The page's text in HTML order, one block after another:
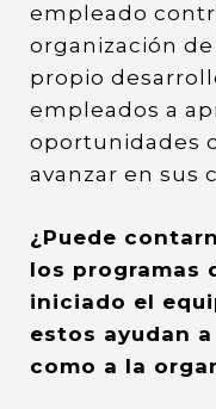
empleado
organización
propio
empleados a
oportunidades
avanzar en sus
¿Puede
los programas
iniciado el
estos ayudan
como a la